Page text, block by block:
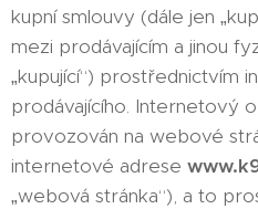
kupní smlouvy (dále jen
mezi prodávajícím a jinou
„kupující“) prostřednictvím
prodávajícího. Internetový
provozován na webové
internetové adrese
„webová stránka“), a to